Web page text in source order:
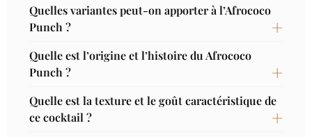
Quelles variantes peut-on apporter à l’Afrococo
Punch ?
Quelle est l’origine et l’histoire du Afrococo
Punch ?
Quelle est la texture et le goût caractéristique de
ce cocktail ?